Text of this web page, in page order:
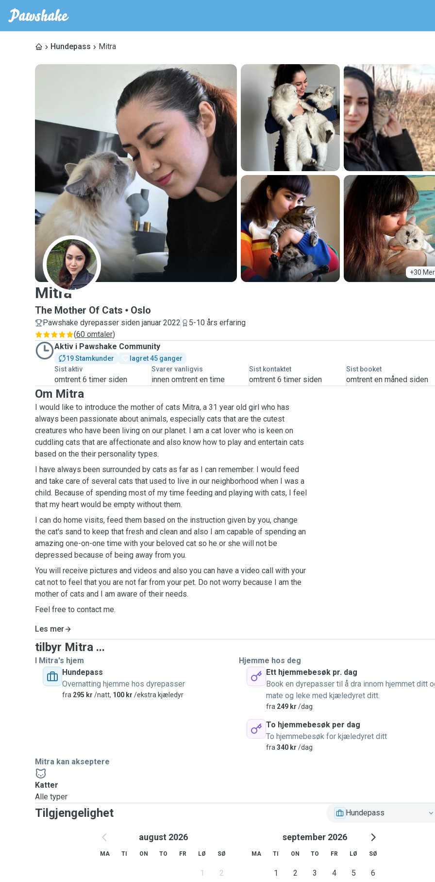
Hundepass Mitra
+30 Mer
M
Mitra
The Mother Of Cats Oslo
Pawshake dyrepasser siden januar 2022
5-10 års erfaring
(60 omtaler)
Aktiv i Pawshake Community
19 Stamkunder
lagret 45 ganger
Sist aktiv
omtrent 6 timer siden
Svarer vanligvis
innen omtrent en time
Sist kontaktet
omtrent 6 timer siden
Sist booket
omtrent en måned siden
Om Mitra
I would like to introduce the mother of cats Mitra, a 31 year old girl who has
always been passionate about animals, especially cats that are the cutest
creatures who have been living on our planet. I am a cat lover who is keen on
cuddling cats that are affectionate and also know how to play and entertain cats
based on the their personality types.
I have always been surrounded by cats as far as I can remember. I would feed
and take care of several cats that used to live in our neighborhood when I was a
child. Because of spending most of my time feeding and playing with cats, I feel
that my heart would be empty without them.
I can do home visits, feed them based on the instruction given by you, change
the cat's sand to keep that fresh and clean and also I am capable of spending an
amazing one-on-one time with your beloved cat so he or she will not be
depressed because of being away from you.
You will receive pictures and videos and also you can have a video call with your
cat not to feel that you are not far from your pet. Do not worry because I am the
mother of cats and I am aware of their needs.
Feel free to contact me.
Les mer
tilbyr Mitra ...
I Mitra's hjem
Hundepass
Overnatting hjemme hos dyrepasser
fra 295 kr /natt, 100 kr /ekstra kjæledyr
Hjemme hos deg
Ett hjemmebesøk pr. dag
Book en dyrepasser til å dra innom hjemmet ditt
mate og leke med kjæledyret ditt.
fra 249 kr /dag
To hjemmebesøk per dag
To hjemmebesøk for kjæledyret ditt
fra 340 kr /dag
Mitra kan akseptere
Katter
Alle typer
Tilgjengelighet Hundepass
august 2026
MA TI ON TO FR LØ SØ
1 2
september 2026
MA TI ON TO FR LØ SØ
1 2 3 4 5 6